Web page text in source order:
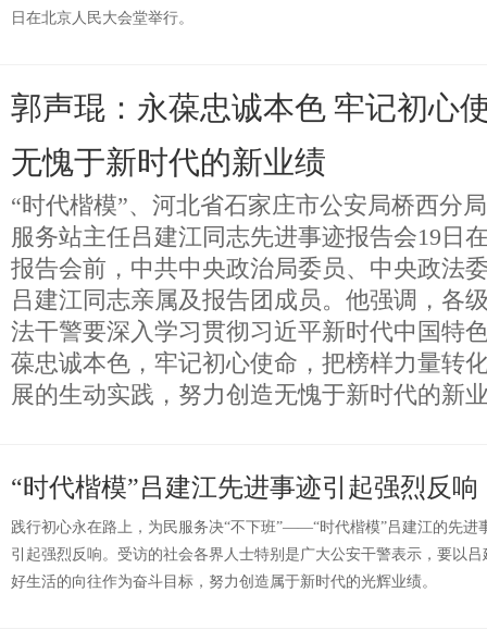
日在北京人民大会堂举行。
郭声琨：永葆忠诚本色 牢记初心
无愧于新时代的新业绩
“时代楷模”、河北省石家庄市公安局桥西分
服务站主任吕建江同志先进事迹报告会19日
报告会前，中共中央政治局委员、中央政法
吕建江同志亲属及报告团成员。他强调，各
法干警要深入学习贯彻习近平新时代中国特
葆忠诚本色，牢记初心使命，把榜样力量转
展的生动实践，努力创造无愧于新时代的新
“时代楷模”吕建江先进事迹引起强烈反响
践行初心永在路上，为民服务决“不下班”——“时代楷模”吕建江的先进
引起强烈反响。受访的社会各界人士特别是广大公安干警表示，要以
好生活的向往作为奋斗目标，努力创造属于新时代的光辉业绩。